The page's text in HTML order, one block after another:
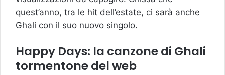
quest’anno, tra le hit dell’estate, ci sarà anche
Ghali con il suo nuovo singolo.
Happy Days: la canzone di Ghali
tormentone del web